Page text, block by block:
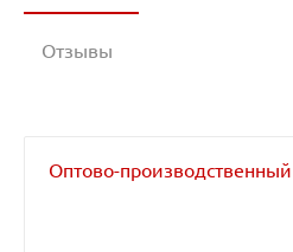
Отзывы
Оптово-